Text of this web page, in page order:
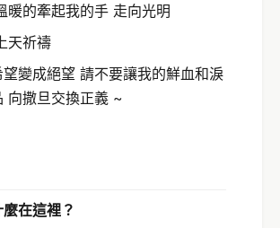
暖的牽起我的手 走向光明
天祈禱
變成絕望 請不要讓我的鮮血和淚
向撒旦交換正義 ~
在這裡？